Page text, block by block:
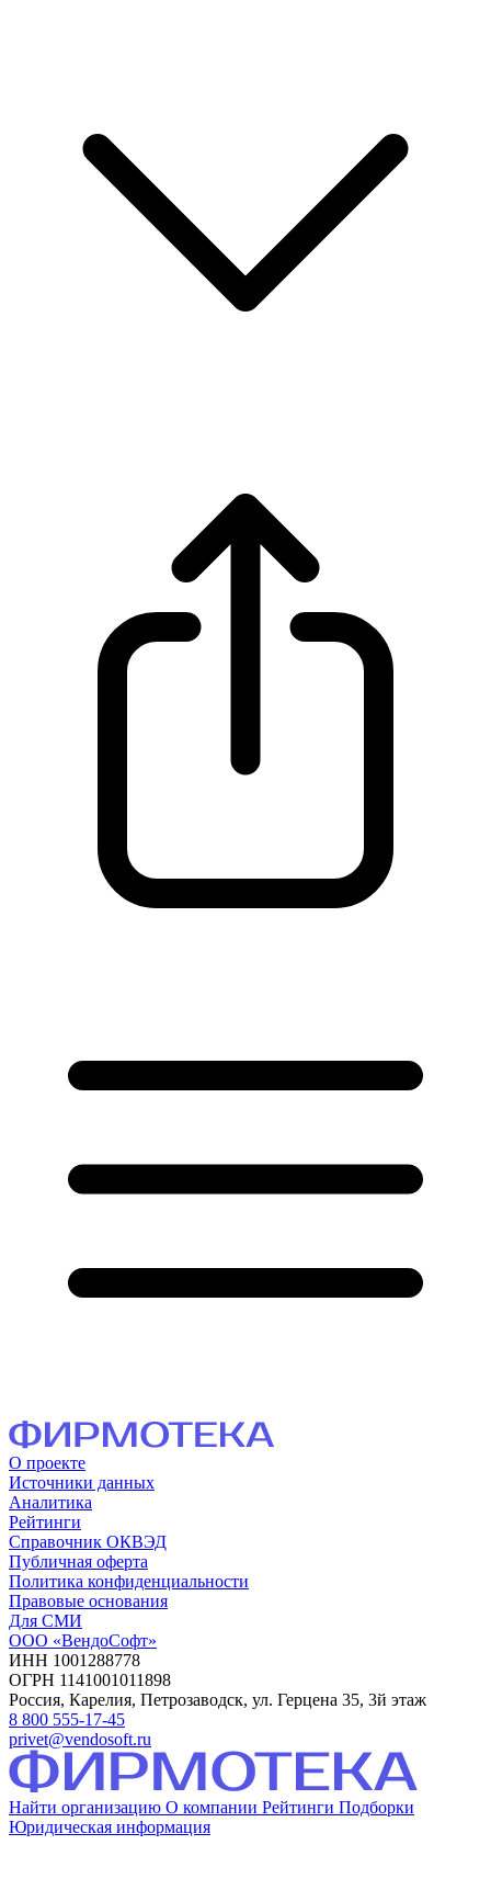
О проекте
Источники данных
Аналитика
Рейтинги
Справочник ОКВЭД
Публичная оферта
Политика конфиденциальности
Правовые основания
Для СМИ
ООО «ВендоСофт»
ИНН 1001288778
ОГРН 1141001011898
Россия, Карелия, Петрозаводск, ул. Герцена 35, 3й этаж
8 800 555-17-45
privet@vendosoft.ru
Найти организацию О компании Рейтинги Подборки
Юридическая информация